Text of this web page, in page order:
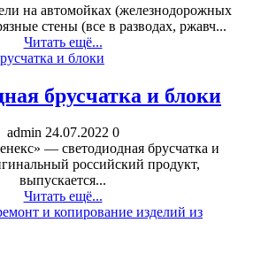
на автомойках (железнодорожных
стены (все в разводах, ржавч...
Читать ещё...
брусчатка и блоки
admin 24.07.2022 0
— светодиодная брусчатка и
российский продукт,
выпускается...
Читать ещё...